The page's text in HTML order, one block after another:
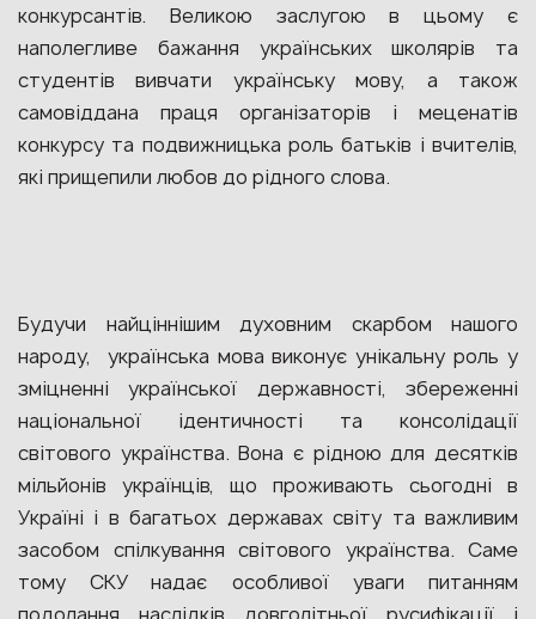
конкурсантів. Великою заслугою в цьому є
наполегливе бажання українських школярів та
студентів вивчати українську мову, а також
самовіддана праця організаторів і меценатів
конкурсу та подвижницька роль батьків і вчителів,
які прищепили любов до рідного слова.
Будучи найціннішим духовним скарбом нашого
народу, українська мова виконує унікальну роль у
зміцненні української державності, збереженні
національної ідентичності та консолідації
світового українства. Вона є рідною для десятків
мільйонів українців, що проживають сьогодні в
Україні і в багатьох державах світу та важливим
засобом спілкування світового українства. Саме
тому СКУ надає особливої уваги питанням